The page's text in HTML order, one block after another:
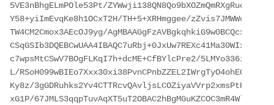
5VE3nBhgELmPOle53Pt/
Y58+yiImEvqKe8h1OCxT2H/TH+5+XRHmggee/
TW4CM2Cmox3AEcOJ9yg/
c7wpsMtCSwV7BOgFLKqI7h+dcME+CfBYlcPre2/
L/
Ky8z/
xG1P/